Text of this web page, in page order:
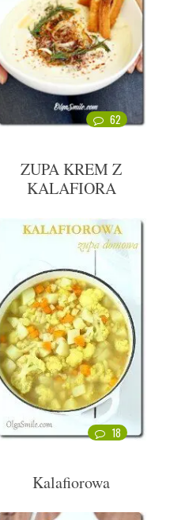
62
ZUPA KREM Z
KALAFIORA
18
Kalafiorowa